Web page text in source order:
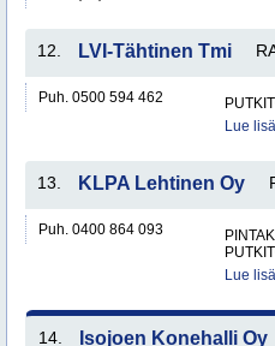
12. LVI-Tähtinen Tmi
Puh. 0500 594 462
Lue
13. KLPA Lehtinen Oy
Puh. 0400 864 093
Lue
14. Isojoen Konehalli Oy